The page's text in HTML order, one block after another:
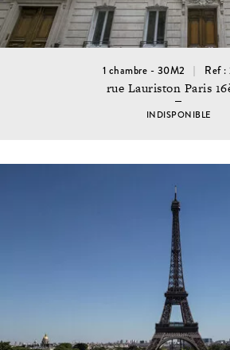
1 chambre - 30M2 Ref :
rue Lauriston Paris
INDISPONIBLE